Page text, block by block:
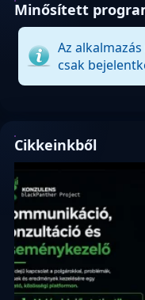
Minősített
Az
csak
Cikkeinkből